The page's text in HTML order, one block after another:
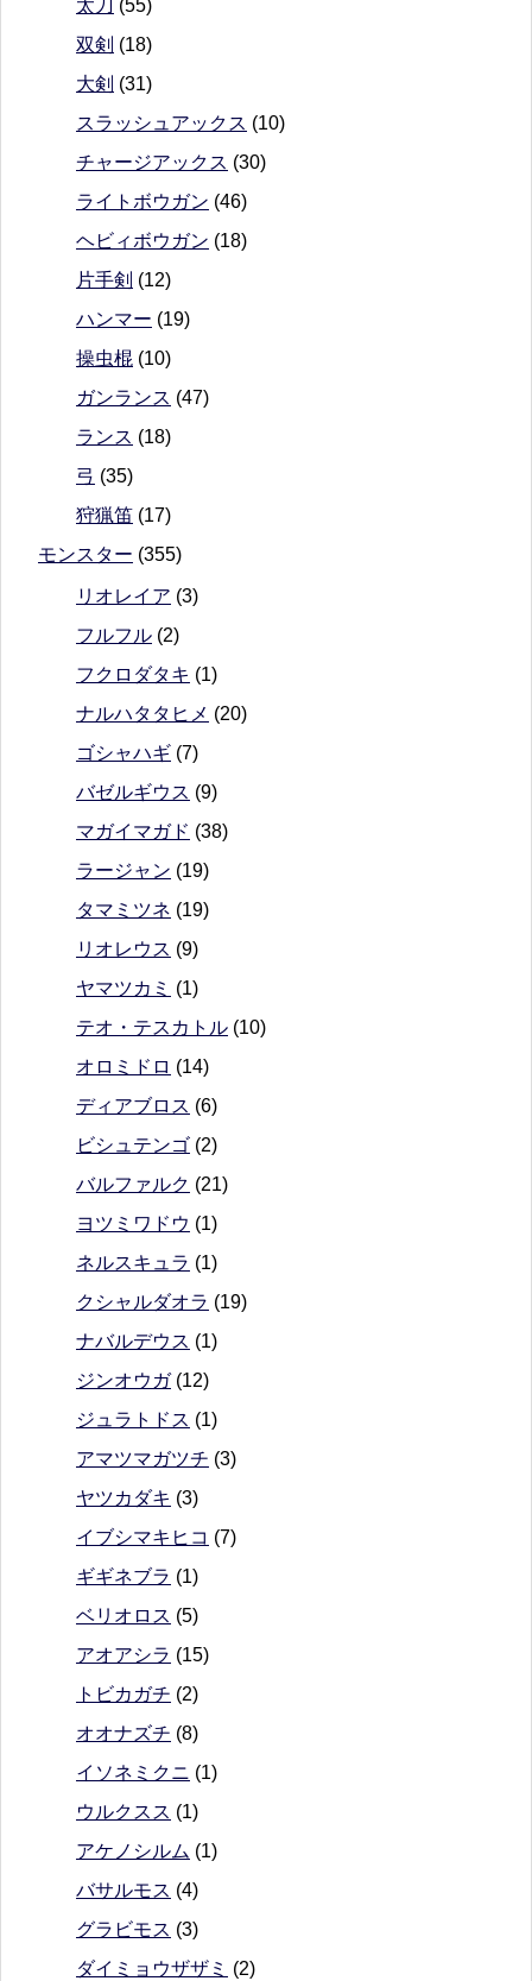
太刀
(55)
双剣 (18)
大剣 (31)
スラッシュアックス (10)
チャージアックス (30)
ライトボウガン (46)
ヘビィボウガン (18)
片手剣 (12)
ハンマー (19)
操虫棍 (10)
ガンランス (47)
ランス (18)
弓 (35)
狩猟笛 (17)
モンスター (355)
リオレイア (3)
フルフル (2)
フクロダタキ (1)
ナルハタタヒメ (20)
ゴシャハギ (7)
バゼルギウス (9)
マガイマガド (38)
ラージャン (19)
タマミツネ (19)
リオレウス (9)
ヤマツカミ (1)
テオ・テスカトル (10)
オロミドロ (14)
ディアブロス (6)
ビシュテンゴ (2)
バルファルク (21)
ヨツミワドウ (1)
ネルスキュラ (1)
クシャルダオラ (19)
ナバルデウス (1)
ジンオウガ(12)
ジュラトドス (1)
アマツマガツチ (3)
ヤツカダキ (3)
イブシマキヒコ (7)
ギギネブラ (1)
ベリオロス (5)
アオアシラ (15)
トビカガチ (2)
オオナズチ (8)
イソネミクニ (1)
ウルクスス (1)
アケノシルム (1)
バサルモス (4)
グラビモス (3)
ダイミョウザザミ (2)